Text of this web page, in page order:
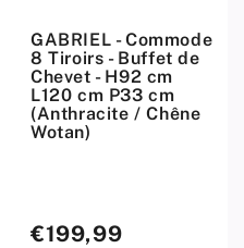
GABRIEL - Commode
8 Tiroirs - Buffet de
Chevet - H92 cm
L120 cm P33 cm
(Anthracite / Chêne
Wotan)
Prix
€199,99